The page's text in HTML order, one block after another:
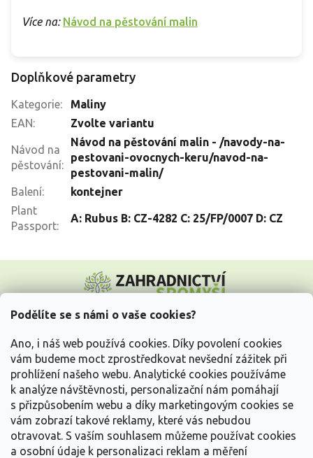
Podělíte se s námi o vaše cookies?
Ano, i náš web používá cookies. Díky povolení cookies
vám budeme moct zprostředkovat nevšední zážitek při
prohlížení našeho webu. Analytické cookies používáme
k analýze návštěvnosti, personalizační nám pomáhají
s přizpůsobením webu a díky marketingovým cookies se
vám zobrazí takové reklamy, které vás nebudou
otravovat. S vaším souhlasem můžeme používat cookies
a osobní údaje k personalizaci reklam a měření
Více na: Návod na pěstování malin
Doplňkové parametry
Kategorie:
Maliny
EAN: Zvolte variantu
Návod na
pěstování:
Návod na pěstování malin - /navody-na-
pestovani-ovocnych-keru/navod-na-
pestovani-malin/
Balení:
kontejner
Plant
Passport:
A: Rubus B: CZ-4282 C: 25/FP/0007 D: CZ
p
Vše o nákupu
Informace pro Vás
Kontakujte nás